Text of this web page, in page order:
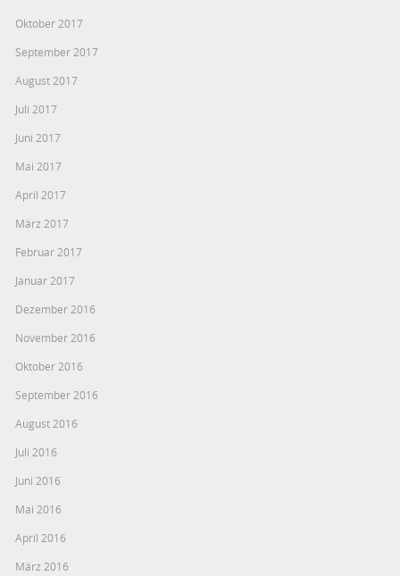
Oktober 2017
September 2017
August 2017
Juli 2017
Juni 2017
Mai 2017
April 2017
März 2017
Februar 2017
Januar 2017
Dezember 2016
November 2016
Oktober 2016
September 2016
August 2016
Juli 2016
Juni 2016
Mai 2016
April 2016
März 2016